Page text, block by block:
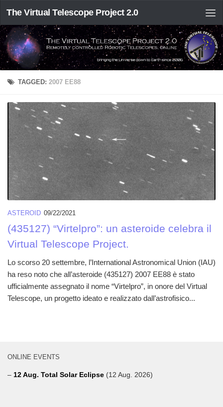
The Virtual Telescope Project 2.0
TAGGED:2007 EE88
ASTEROID 09/22/2021
(435127) “Virtelpro”: un asteroide celebra il
Virtual Telescope Project.
Lo scorso 20 settembre, l’International Astronomical Union (IAU)
ha reso noto che all’asteroide (435127) 2007 EE88 è stato
ufficialmente assegnato il nome “Virtelpro”, in onore del Virtual
Telescope, un progetto ideato e realizzato dall’astrofisico...
ONLINE EVENTS
– 12 Aug. Total Solar Eclipse (12 Aug. 2026)